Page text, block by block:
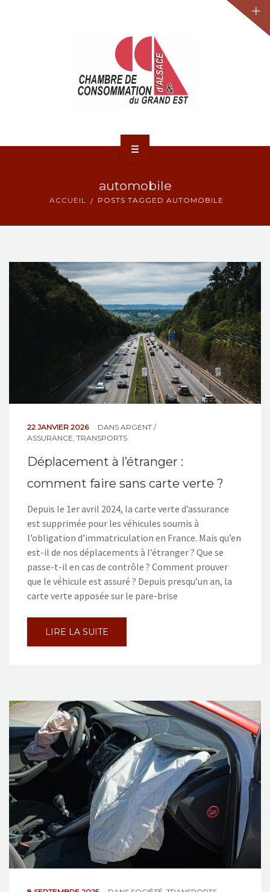
NOS ACTIONS
CONTACT
automobile
ACCUEIL POSTS TAGGED AUTOMOBILE
22 JANVIER 2026 DANS ARGENT /
ASSURANCE TRANSPORTS
Déplacement à l’étranger :
comment faire sans carte verte ?
Depuis le 1er avril 2024, la carte verte d’assurance
est supprimée pour les véhicules soumis à
l’obligation d’immatriculation en France. Mais qu’en
est-il de nos déplacements à l’étranger ? Que se
passe-t-il en cas de contrôle ? Comment prouver
que le véhicule est assuré ? Depuis presqu’un an, la
carte verte apposée sur le pare-brise
LIRE LA SUITE